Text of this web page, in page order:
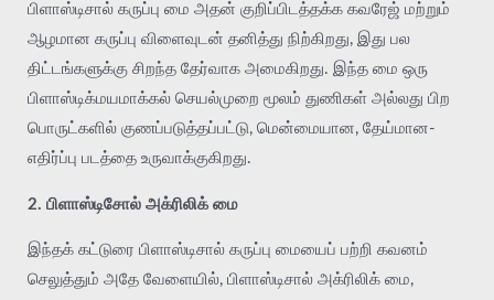
பிளாஸ்டிசால் கருப்பு மை அதன் குறிப்பிடத்தக்க கவரேஜ் மற்றும்
ஆழமான கருப்பு விளைவுடன் தனித்து நிற்கிறது, இது பல
திட்டங்களுக்கு சிறந்த தேர்வாக அமைகிறது. இந்த மை ஒரு
பிளாஸ்டிக்மயமாக்கல் செயல்முறை மூலம் துணிகள் அல்லது பிற
பொருட்களில் குணப்படுத்தப்பட்டு, மென்மையான, தேய்மான-
எதிர்ப்பு படத்தை உருவாக்குகிறது.
2. பிளாஸ்டிசோல் அக்ரிலிக் மை
இந்தக் கட்டுரை பிளாஸ்டிசால் கருப்பு மையைப் பற்றி கவனம்
செலுத்தும் அதே வேளையில், பிளாஸ்டிசால் அக்ரிலிக் மை,